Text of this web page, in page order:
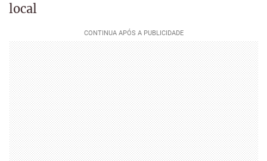
local